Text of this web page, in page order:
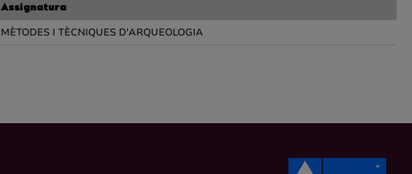
Assignatura
MÈTODES I TÈCNIQUES D'ARQUEOLOGIA